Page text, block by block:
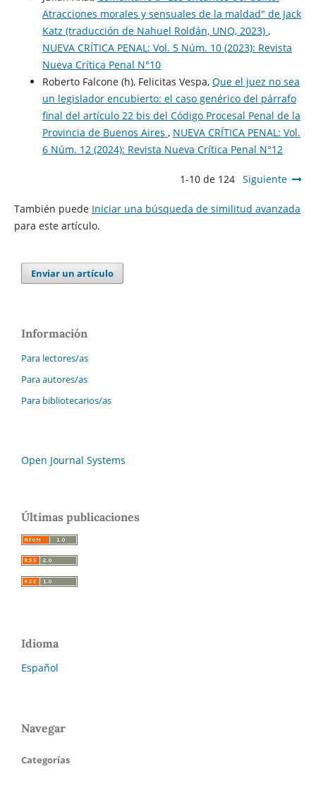
Atracciones morales y sensuales de la maldad" de Jack
Katz (traducción de Nahuel Roldán, UNQ, 2023) ,
NUEVA CRÍTICA PENAL: Vol. 5 Núm. 10 (2023): Revista
Nueva Crí­tica Penal N°10
Roberto Falcone (h), Felicitas Vespa, Que el juez no sea
un legislador encubierto: el caso genérico del párrafo
final del artículo 22 bis del Código Procesal Penal de la
Provincia de Buenos Aires , NUEVA CRÍTICA PENAL: Vol.
6 Núm. 12 (2024): Revista Nueva Crí­tica Penal N°12
1-10 de 124 Siguiente
También puede Iniciar una búsqueda de similitud avanzada
para este artículo.
Enviar un artículo
Información
Para lectores/as
Para autores/as
Para bibliotecarios/as
Open Journal Systems
Últimas publicaciones
Idioma
Español
Navegar
Categorías